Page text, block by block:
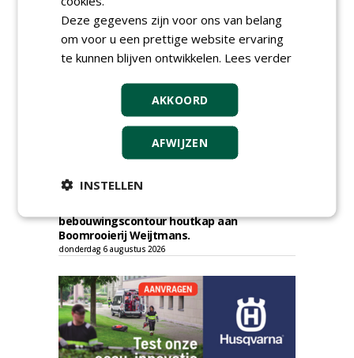
vrijdag 7 augustus 2026
Gemeente Nissewaard gunt eeheer en
onderhoud openbare verlichting (OVL)
gemeenten Voorne aan Zee en Nissewaard
Gemeente Tilburg gunt ecologische
verbindingszone Zwaluwenbunders en
boslandschap Rugdijk aan Van Helvoirt
Groenprojecten
Gemeente Eindhoven gunt groot
bebouwingscontour houtkap aan
Boomrooierij Weijtmans.
donderdag 6 augustus 2026
Deze gegevens zijn voor ons van belang
om voor u een prettige website ervaring
te kunnen blijven ontwikkelen. Lees verder
AKKOORD
AFWIJZEN
INSTELLEN